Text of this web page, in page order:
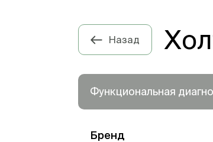
Назад
Функциональная
Бренд